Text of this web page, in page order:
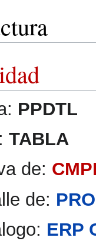
PPDTL
TABLA
de:
de:
ERP